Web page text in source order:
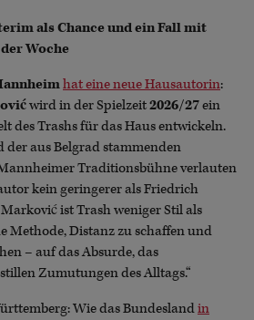
als Chance und ein Fall mit
Woche
hat eine neue Hausautorin:
wird in der Spielzeit2026/27ein
des Trashs für das Haus entwickeln.
der aus Belgrad stammenden
Traditionsbühne verlauten
kein geringerer als Friedrich
ist Trash weniger Stil als
Methode, Distanz zu schaffen und
– auf das Absurde, das
Zumutungen des Alltags.“
Wie das Bundeslandin